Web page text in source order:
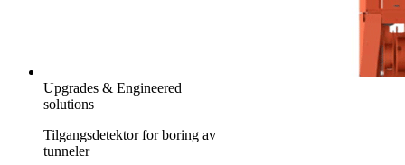
Upgrades & Engineered
solutions
Tilgangsdetektor for boring av
tunneler